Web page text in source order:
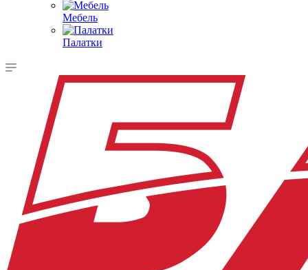
Мебель
Палатки